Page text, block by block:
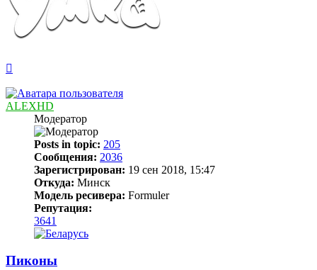
началу
ALEXHD
Модератор
Posts in topic: 205
Сообщения: 2036
Зарегистрирован: 19 сен 2018, 15:47
Откуда: Минск
Модель ресивера: Formuler
Репутация:
3641
Пиконы